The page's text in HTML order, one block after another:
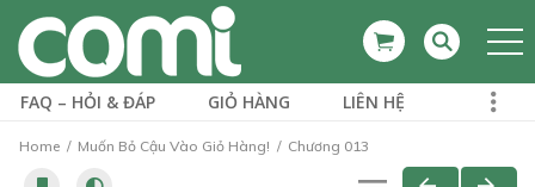
FAQ – HỎI & ĐÁP GIỎ HÀNG LIÊN HỆ
Home Muốn Bỏ Cậu Vào Giỏ Hàng! Chương 013